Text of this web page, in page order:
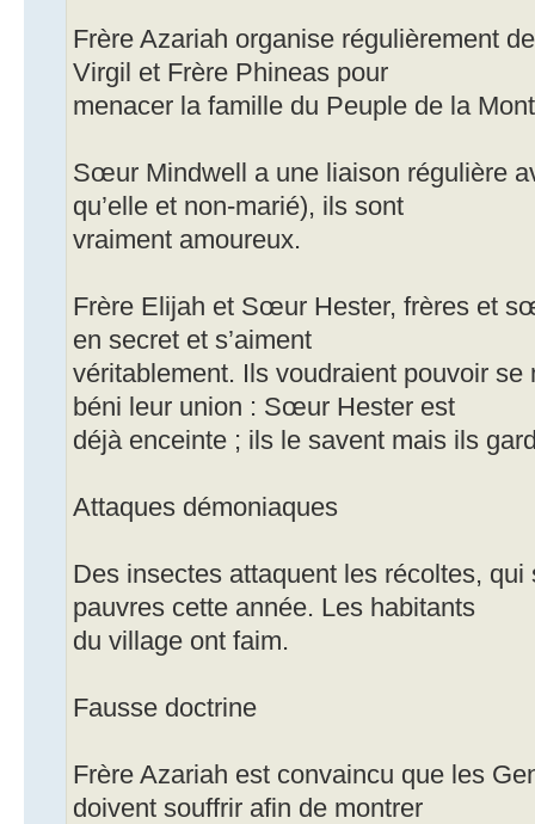
Frère Azariah organise régulièrement
Virgil et Frère Phineas pour
menacer la famille du Peuple de la
Sœur Mindwell a une liaison régulière
qu’elle et non-marié), ils sont
vraiment amoureux.
Frère Elijah et Sœur Hester, frères et
en secret et s’aiment
véritablement. Ils voudraient pouvoir se
béni leur union : Sœur Hester est
déjà enceinte ; ils le savent mais ils
Attaques démoniaques
Des insectes attaquent les récoltes,
pauvres cette année. Les habitants
du village ont faim.
Fausse doctrine
Frère Azariah est convaincu que les
doivent souffrir afin de montrer